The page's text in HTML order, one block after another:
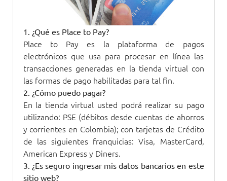
1. ¿Qué es Place to Pay?
Place to Pay es la plataforma de pagos
electrónicos que usa para procesar en línea las
transacciones generadas en la tienda virtual con
las formas de pago habilitadas para tal fin.
2. ¿Cómo puedo pagar?
En la tienda virtual usted podrá realizar su pago
utilizando: PSE (débitos desde cuentas de ahorros
y corrientes en Colombia); con tarjetas de Crédito
de las siguientes franquicias: Visa, MasterCard,
American Express y Diners.
3. ¿Es seguro ingresar mis datos bancarios en este
sitio web?